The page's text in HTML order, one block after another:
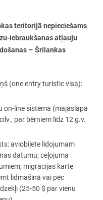
teritorijā nepieciešams
iebraukšanas atļauju
– Šrilankas
(one entry turistic visa):
on-line sistēmā (mājaslapā
par bērniem līdz 12 g.v.
aviobiļete lidojumam
datumu; ceļojuma
migrācijas karte
lidmašīnā vai pēc
(25-50 $ par vienu